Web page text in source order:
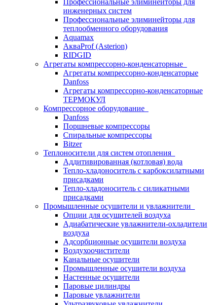
Профессиональные элиминейторы для
инженерных систем
Профессиональные элиминейторы для
теплообменного оборудования
Aquamax
АкваProf (Asterion)
RIDGID
Агрегаты компрессорно-конденсаторные
Агрегаты компрессорно-конденсаторые
Danfoss
Агрегаты компрессорно-конденсаторные
ТЕРМОКУЛ
Компрессорное оборудование
Danfoss
Поршневые компрессоры
Спиральные компрессоры
Bitzer
Теплоносители для систем отопления
Аддитивированная (котловая) вода
Тепло-хладоноситель с карбоксилатными
присадками
Тепло-хладоноситель с силикатными
присадками
Промышленные осушители и увлажнители
Опции для осушителей воздуха
Адиабатические увлажнители-охладители
воздуха
Адсорбционные осушители воздуха
Воздухоочистители
Канальные осушители
Промышленные осушители воздуха
Настенные осушители
Паровые цилиндры
Паровые увлажнители